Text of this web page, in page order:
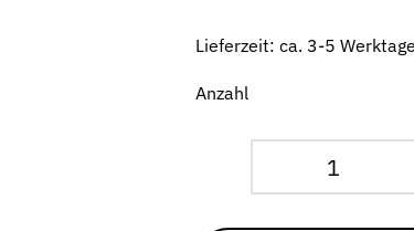
Lieferzeit: ca. 3-5
Anzahl